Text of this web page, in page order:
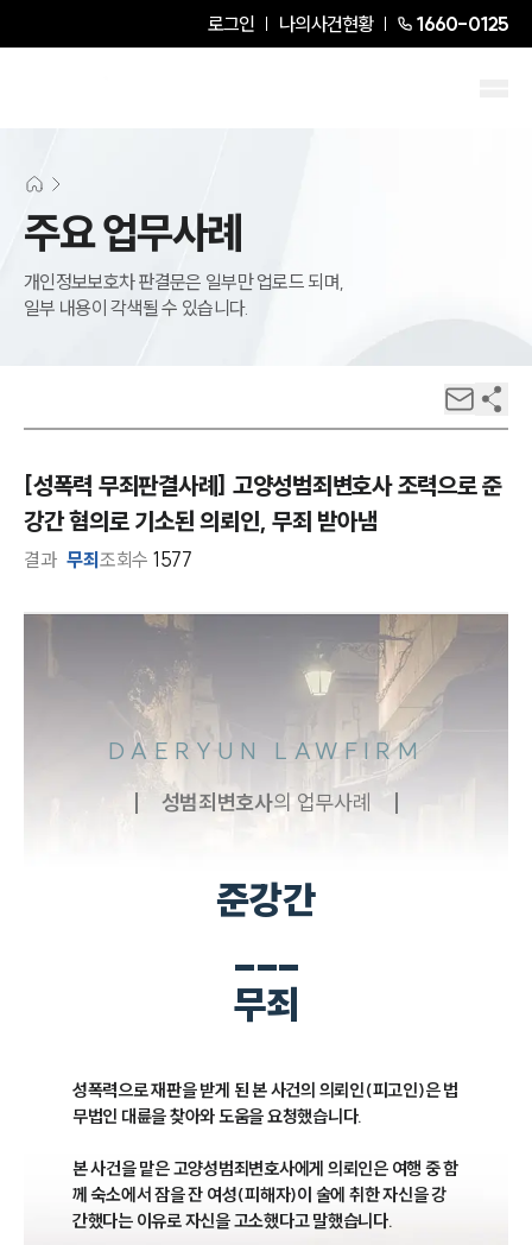
로그인 나의사건현황 1660-0125
주요 업무사례
개인정보보호차 판결문은 일부만 업로드 되며,
일부 내용이 각색될 수 있습니다.
[성폭력 무죄판결사례] 고양성범죄변호사 조력으로 준
강간 혐의로 기소된 의뢰인, 무죄 받아냄
결과 무죄 조회수 1577
DAERYUN LAWFIRM
성범죄 변호사의 업무사례
준강간
___
무죄
성폭력으로 재판을 받게 된 본 사건의 의뢰인(피고인)은 법
무법인 대륜을 찾아와 도움을 요청했습니다.
본 사건을 맡은 고양성범죄변호사에게 의뢰인은 여행 중 함
께 숙소에서 잠을 잔 여성(피해자)이 술에 취한 자신을 강
간했다는 이유로 자신을 고소했다고 말했습니다.